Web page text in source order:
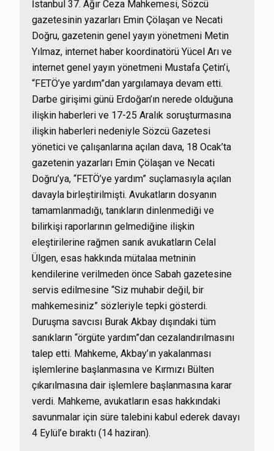
İstanbul 37. Ağır Ceza Mahkemesi, Sözcü
gazetesinin yazarları Emin Çölaşan ve Necati
Doğru, gazetenin genel yayın yönetmeni Metin
Yılmaz, internet haber koordinatörü Yücel Arı ve
internet genel yayın yönetmeni Mustafa Çetin’i,
“FETÖ’ye yardım”dan yargılamaya devam etti.
Darbe girişimi günü Erdoğan’ın nerede olduğuna
ilişkin haberleri ve 17-25 Aralık soruşturmasına
ilişkin haberleri nedeniyle Sözcü Gazetesi
yönetici ve çalışanlarına açılan dava, 18 Ocak’ta
gazetenin yazarları Emin Çölaşan ve Necati
Doğru’ya, “FETÖ’ye yardım” suçlamasıyla açılan
davayla birleştirilmişti. Avukatların dosyanın
tamamlanmadığı, tanıkların dinlenmediği ve
bilirkişi raporlarının gelmediğine ilişkin
eleştirilerine rağmen sanık avukatların Celal
Ülgen, esas hakkında mütalaa metninin
kendilerine verilmeden önce Sabah gazetesine
servis edilmesine “Siz muhabir değil, bir
mahkemesiniz” sözleriyle tepki gösterdi.
Duruşma savcısı Burak Akbay dışındaki tüm
sanıkların “örgüte yardım”dan cezalandırılmasını
talep etti. Mahkeme, Akbay’ın yakalanması
işlemlerine başlanmasına ve Kırmızı Bülten
çıkarılmasına dair işlemlere başlanmasına karar
verdi. Mahkeme, avukatların esas hakkındaki
savunmalar için süre talebini kabul ederek davayı
4 Eylül’e bıraktı (14 haziran).